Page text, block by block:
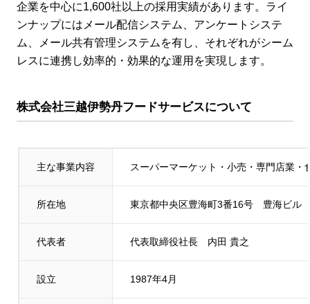
企業を中心に1,600社以上の採用実績があります。ライ
ンナップにはメール配信システム、アンケートシステ
ム、メール共有管理システムを有し、それぞれがシーム
レスに連携し効率的・効果的な運用を実現します。
株式会社三越伊勢丹フードサービスについて
主な事業内容 スーパーマーケット・小売・専門店業・
所在地 東京都中央区豊海町3番16号 豊海ビル
代表者 代表取締役社長 内田 貴之
設立 1987年4月